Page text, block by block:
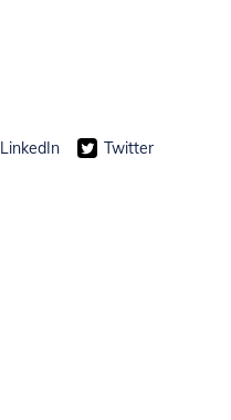
LinkedIn Twitter